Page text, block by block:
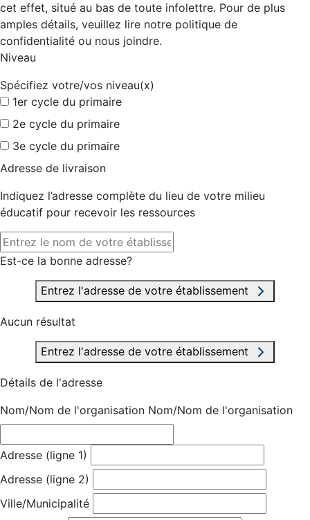
cet effet, situé au bas de toute infolettre. Pour de plus
amples détails, veuillez lire notre politique de
confidentialité ou nous joindre.
Niveau
Spécifiez votre/vos niveau(x)
1er cycle du primaire
2e cycle du primaire
3e cycle du primaire
Adresse de livraison
Indiquez l’adresse complète du lieu de votre milieu
éducatif pour recevoir les ressources
Est-ce la bonne adresse?
Entrez l'adresse de votre établissement
Aucun résultat
Entrez l'adresse de votre établissement
Détails de l'adresse
Nom/Nom de l'organisation Nom/Nom de l'organisation
Adresse (ligne 1)
Adresse (ligne 2)
Ville/Municipalité